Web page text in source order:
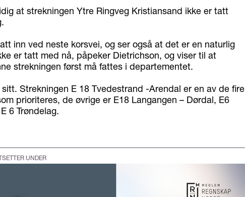
at strekningen Ytre Ringveg Kristiansand ikke er tatt
inn ved neste korsvei, og ser også at det er en naturlig
er tatt med nå, påpeker Dietrichson, og viser til at
strekningen først må fattes i departementet.
Strekningen E 18 Tvedestrand -Arendal er en av de fire
prioriteres, de øvrige er E18 Langangen – Dørdal, E6
6 Trøndelag.
UNDER